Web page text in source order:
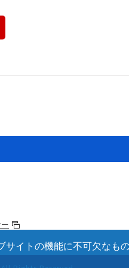
イトの機能に不可欠なも